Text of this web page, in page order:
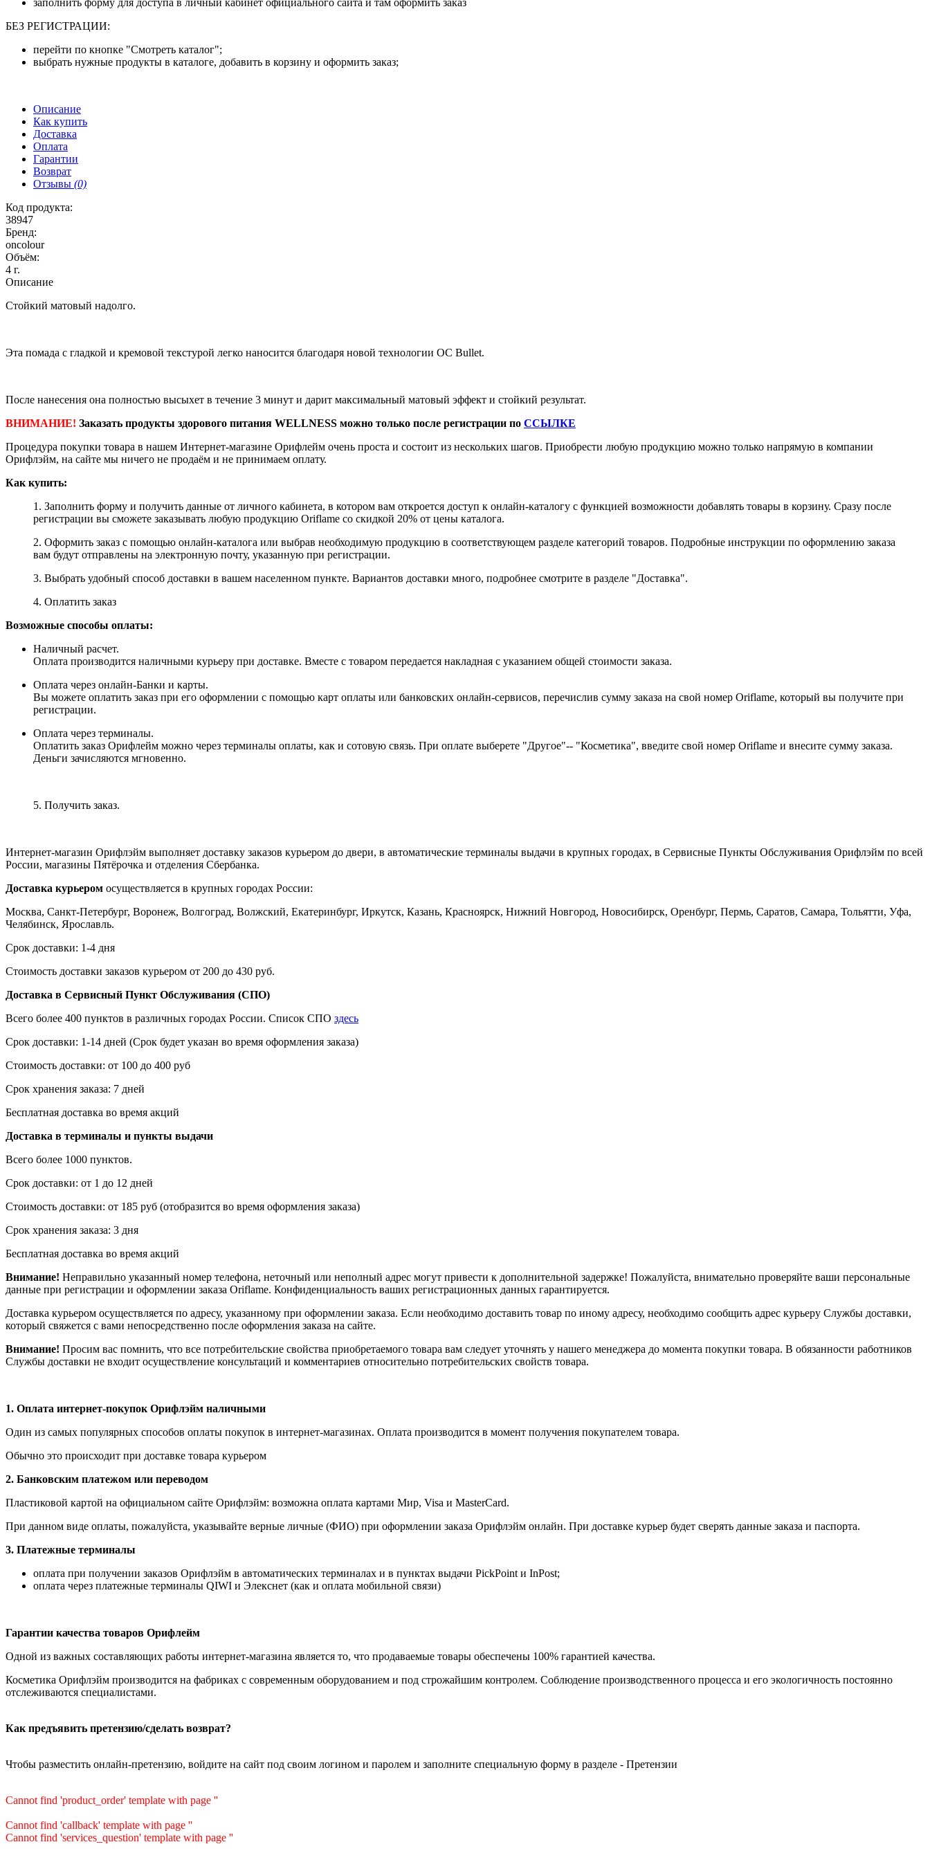
заполнить форму для доступа в личный кабинет официального сайта и там оформить заказ
БЕЗ РЕГИСТРАЦИИ:
перейти по кнопке "Смотреть каталог";
выбрать нужные продукты в каталоге, добавить в корзину и оформить заказ;
Описание
Как купить
Доставка
Оплата
Гарантии
Возврат
Отзывы (0)
Код продукта:
38947
Бренд:
oncolour
Объём:
4 г.
Описание
Стойкий матовый надолго.
Эта помада с гладкой и кремовой текстурой легко наносится благодаря новой технологии OC Bullet.
После нанесения она полностью высыхет в течение 3 минут и дарит максимальный матовый эффект и стойкий результат.
ВНИМАНИЕ! Заказать продукты здорового питания WELLNESS можно только после регистрации по ССЫЛКЕ
Процедура покупки товара в нашем Интернет-магазине Орифлейм очень проста и состоит из нескольких шагов. Приобрести любую продукцию можно только напрямую в компании
Орифлэйм, на сайте мы ничего не продаём и не принимаем оплату.
Как купить:
1. Заполнить форму и получить данные от личного кабинета, в котором вам откроется доступ к онлайн-каталогу с функцией возможности добавлять товары в корзину. Сразу после
регистрации вы сможете заказывать любую продукцию Oriflame со скидкой 20% от цены каталога.
2. Оформить заказ с помощью онлайн-каталога или выбрав необходимую продукцию в соответствующем разделе категорий товаров. Подробные инструкции по оформлению заказа
вам будут отправлены на электронную почту, указанную при регистрации.
3. Выбрать удобный способ доставки в вашем населенном пункте. Вариантов доставки много, подробнее смотрите в разделе "Доставка".
4. Оплатить заказ
Возможные способы оплаты:
Наличный расчет.
Оплата производится наличными курьеру при доставке. Вместе с товаром передается накладная с указанием общей стоимости заказа.
Оплата через онлайн-Банки и карты.
Вы можете оплатить заказ при его оформлении с помощью карт оплаты или банковских онлайн-сервисов, перечислив сумму заказа на свой номер Oriflame, который вы получите при
регистрации.
Оплата через терминалы.
Оплатить заказ Орифлейм можно через терминалы оплаты, как и сотовую связь. При оплате выберете "Другое"-- "Косметика", введите свой номер Oriflame и внесите сумму заказа.
Деньги зачисляются мгновенно.
5. Получить заказ.
Интернет-магазин Орифлэйм выполняет доставку заказов курьером до двери, в автоматические терминалы выдачи в крупных городах, в Сервисные Пункты Обслуживания Орифлэйм по всей
России, магазины Пятёрочка и отделения Сбербанка.
Доставка курьером осуществляется в крупных городах России:
Москва, Санкт-Петербург, Воронеж, Волгоград, Волжский, Екатеринбург, Иркутск, Казань, Красноярск, Нижний Новгород, Новосибирск, Оренбург, Пермь, Саратов, Самара, Тольятти, Уфа,
Челябинск, Ярославль.
Срок доставки: 1-4 дня
Стоимость доставки заказов курьером от 200 до 430 руб.
Доставка в Сервисный Пункт Обслуживания (СПО)
Всего более 400 пунктов в различных городах России. Список СПО здесь
Срок доставки: 1-14 дней (Срок будет указан во время оформления заказа)
Стоимость доставки: от 100 до 400 руб
Срок хранения заказа: 7 дней
Бесплатная доставка во время акций
Доставка в терминалы и пункты выдачи
Всего более 1000 пунктов.
Срок доставки: от 1 до 12 дней
Стоимость доставки: от 185 руб (отобразится во время оформления заказа)
Срок хранения заказа: 3 дня
Бесплатная доставка во время акций
Внимание! Неправильно указанный номер телефона, неточный или неполный адрес могут привести к дополнительной задержке! Пожалуйста, внимательно проверяйте ваши персональные
данные при регистрации и оформлении заказа Oriflame. Конфиденциальность ваших регистрационных данных гарантируется.
Доставка курьером осуществляется по адресу, указанному при оформлении заказа. Если необходимо доставить товар по иному адресу, необходимо сообщить адрес курьеру Службы доставки,
который свяжется с вами непосредственно после оформления заказа на сайте.
Внимание! Просим вас помнить, что все потребительские свойства приобретаемого товара вам следует уточнять у нашего менеджера до момента покупки товара. В обязанности работников
Службы доставки не входит осуществление консультаций и комментариев относительно потребительских свойств товара.
1. Оплата интернет-покупок Орифлэйм наличными
Один из самых популярных способов оплаты покупок в интернет-магазинах. Оплата производится в момент получения покупателем товара.
Обычно это происходит при доставке товара курьером
2. Банковским платежом или переводом
Пластиковой картой на официальном сайте Орифлэйм: возможна оплата картами Мир, Visa и MasterCard.
При данном виде оплаты, пожалуйста, указывайте верные личные (ФИО) при оформлении заказа Орифлэйм онлайн. При доставке курьер будет сверять данные заказа и паспорта.
3. Платежные терминалы
оплата при получении заказов Орифлэйм в автоматических терминалах и в пунктах выдачи PickPoint и InPost;
оплата через платежные терминалы QIWI и Элекснет (как и оплата мобильной связи)
Гарантии качества товаров Орифлейм
Одной из важных составляющих работы интернет-магазина является то, что продаваемые товары обеспечены 100% гарантией качества.
Косметика Орифлэйм производится на фабриках с современным оборудованием и под строжайшим контролем. Соблюдение производственного процесса и его экологичность постоянно
отслеживаются специалистами.
Как предъявить претензию/сделать возврат?
Чтобы разместить онлайн-претензию, войдите на сайт под своим логином и паролем и заполните специальную форму в разделе - Претензии
Cannot find 'product_order' template with page ''
Cannot find 'callback' template with page ''
Cannot find 'services_question' template with page ''